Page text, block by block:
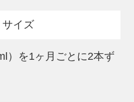
イズ
）を1ヶ月ごとに2本ず